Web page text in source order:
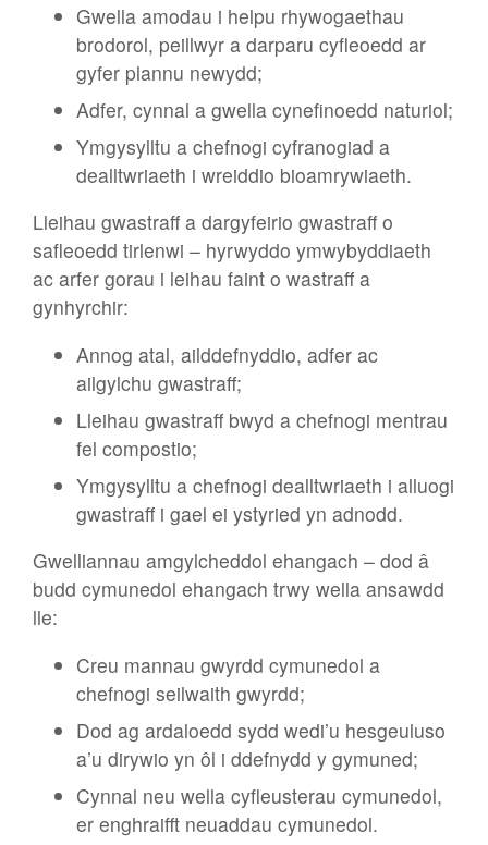
Gwella amodau i helpu rhywogaethau
brodorol, peillwyr a darparu cyfleoedd ar
gyfer plannu newydd;
Adfer, cynnal a gwella cynefinoedd naturiol;
Ymgysylltu a chefnogi cyfranogiad a
dealltwriaeth i wreiddio bioamrywiaeth.
Lleihau gwastraff a dargyfeirio gwastraff o
safleoedd tirlenwi – hyrwyddo ymwybyddiaeth
ac arfer gorau i leihau faint o wastraff a
gynhyrchir:
Annog atal, ailddefnyddio, adfer ac
ailgylchu gwastraff;
Lleihau gwastraff bwyd a chefnogi mentrau
fel compostio;
Ymgysylltu a chefnogi dealltwriaeth i alluogi
gwastraff i gael ei ystyried yn adnodd.
Gwelliannau amgylcheddol ehangach – dod â
budd cymunedol ehangach trwy wella ansawdd
lle:
Creu mannau gwyrdd cymunedol a
chefnogi seilwaith gwyrdd;
Dod ag ardaloedd sydd wedi’u hesgeuluso
a’u dirywio yn ôl i ddefnydd y gymuned;
Cynnal neu wella cyfleusterau cymunedol,
er enghraifft neuaddau cymunedol.